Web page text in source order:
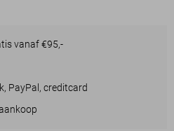
vanaf €95,-
PayPal, creditcard